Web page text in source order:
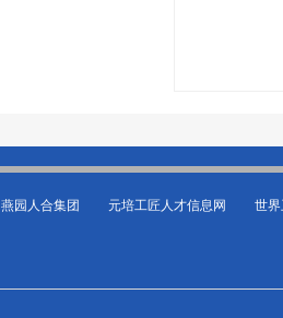
燕园人合集团 元培工匠人才信息网 世